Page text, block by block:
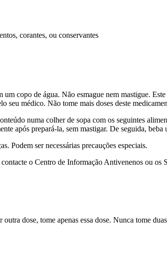
corantes, ou conservantes
copo de água. Não esmague nem mastigue.
seu médico. Não tome mais doses deste
numa colher de sopa com os seguintes
após prepará-la, sem mastigar. De seguida, beba
Podem ser necessárias precauções especiais.
o Centro de Informação Antivenenos ou os
dose, tome apenas essa dose. Nunca tome